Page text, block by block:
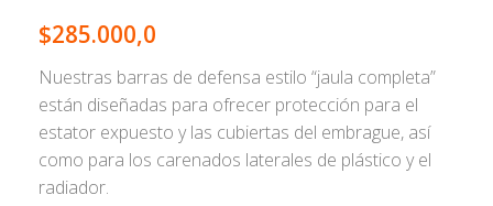
$285.000,0
Nuestras barras de defensa estilo “jaula completa”
están diseñadas para ofrecer protección para el
estator expuesto y las cubiertas del embrague, así
como para los carenados laterales de plástico y el
radiador.